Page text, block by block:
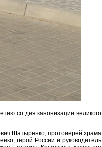
со дня канонизации великого
Шатыренко, протоиерей храма
герой России и руководитель